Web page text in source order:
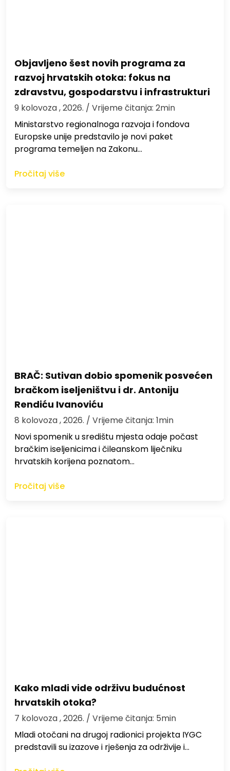
Objavljeno šest novih programa za
razvoj hrvatskih otoka: fokus na
zdravstvu, gospodarstvu i infrastrukturi
9 kolovoza , 2026. / Vrijeme čitanja: 2min
Ministarstvo regionalnoga razvoja i fondova
Europske unije predstavilo je novi paket
programa temeljen na Zakonu…
Pročitaj više
BRAČ: Sutivan dobio spomenik posvećen
bračkom iseljeništvu i dr. Antoniju
Rendiću Ivanoviću
8 kolovoza , 2026. / Vrijeme čitanja: 1min
Novi spomenik u središtu mjesta odaje počast
bračkim iseljenicima i čileanskom liječniku
hrvatskih korijena poznatom…
Pročitaj više
Kako mladi vide održivu budućnost
hrvatskih otoka?
7 kolovoza , 2026. / Vrijeme čitanja: 5min
Mladi otočani na drugoj radionici projekta IYGC
predstavili su izazove i rješenja za održivije i…